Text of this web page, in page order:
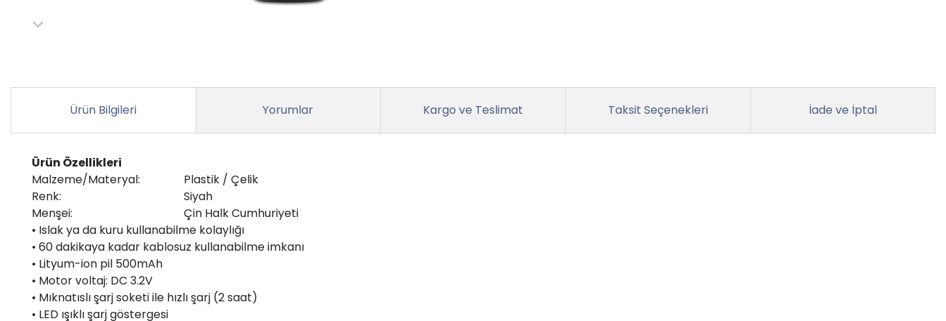
Ürün Bilgileri Yorumlar Kargo ve Teslimat Taksit Seçenekleri İade ve İptal
Ürün Özellikleri
Malzeme/Materyal:
Plastik / Çelik
Renk:
Siyah
Menşei:
Çin Halk Cumhuriyeti
• Islak ya da kuru kullanabilme kolaylığı
• 60 dakikaya kadar kablosuz kullanabilme imkanı
• Lityum-ion pil 500mAh
• Motor voltaj: DC 3.2V
• Mıknatıslı şarj soketi ile hızlı şarj (2 saat)
• LED ışıklı şarj göstergesi